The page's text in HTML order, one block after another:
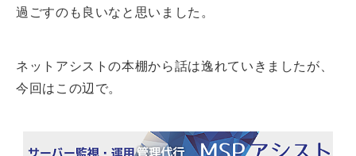
過ごすのも良いなと思いました。
ネットアシストの本棚から話は逸れていきましたが、
今回はこの辺で。